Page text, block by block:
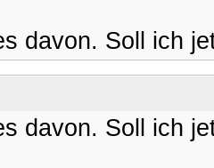
davon. Soll ich
davon. Soll ich